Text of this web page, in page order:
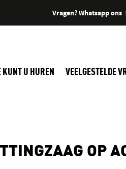
Vragen? Whatsapp ons
KUNT U HUREN VEELGESTELDE
OP